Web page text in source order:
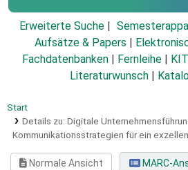
Erweiterte Suche
Aufsätze & Papers
Fachdatenbanken
Fernleihe
Literaturwunsch
Start
Details zu: Digitale
Kommunikationsstrategien für ein
Normale Ansicht
MARC-